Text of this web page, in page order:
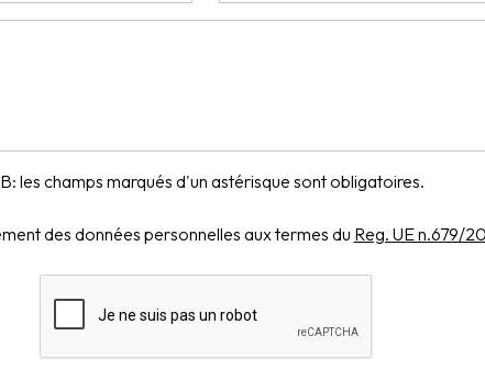
les champs marqués d'un astérisque sont obligatoires.
des données personnelles aux termes du Reg. UE n.679/